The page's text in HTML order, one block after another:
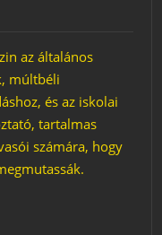
az általános
múltbéli
és az iskolai
tartalmas
számára, hogy